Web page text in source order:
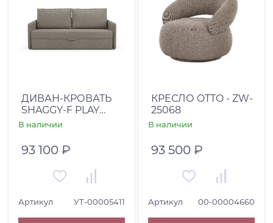
ДИВАН-КРОВАТЬ
SHAGGY-F PLAY
BONE
В наличии
93 100 ₽
Артикул УТ-00005411
КРЕСЛО OTTO - ZW-
25068
В наличии
93 500 ₽
Артикул 00-00004660